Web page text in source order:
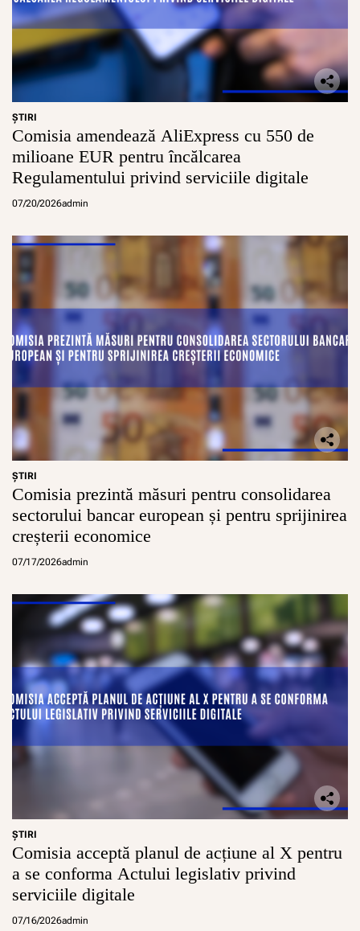
ŞTIRI
Comisia amendează AliExpress cu 550 de
milioane EUR pentru încălcarea
Regulamentului privind serviciile digitale
07/20/2026admin
ŞTIRI
Comisia prezintă măsuri pentru consolidarea
sectorului bancar european și pentru sprijinirea
creșterii economice
07/17/2026admin
ŞTIRI
Comisia acceptă planul de acțiune al X pentru
a se conforma Actului legislativ privind
serviciile digitale
07/16/2026admin